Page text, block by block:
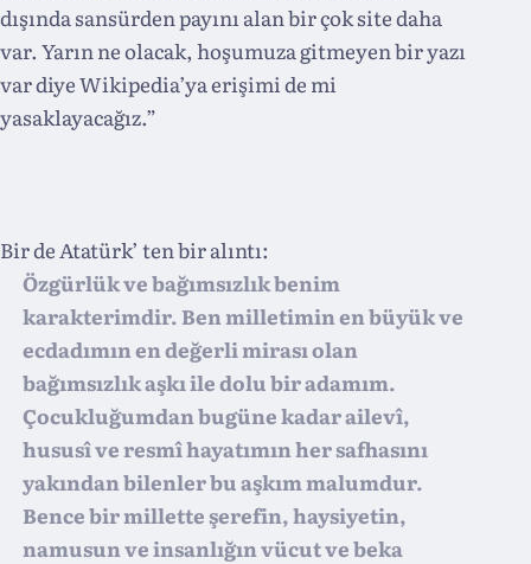
dışında sansürden payını alan bir çok site daha
var. Yarın ne olacak, hoşumuza gitmeyen bir yazı
var diye Wikipedia’ya erişimi de mi
yasaklayacağız.”
Bir de Atatürk’ ten bir alıntı:
Özgürlük ve bağımsızlık benim
karakterimdir. Ben milletimin en büyük ve
ecdadımın en değerli mirası olan
bağımsızlık aşkı ile dolu bir adamım.
Çocukluğumdan bugüne kadar ailevî,
hususî ve resmî hayatımın her safhasını
yakından bilenler bu aşkım malumdur.
Bence bir millette şerefin, haysiyetin,
namusun ve insanlığın vücut ve beka